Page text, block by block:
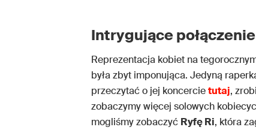
Intrygujące
Reprezentacja kobiet na
była zbyt imponująca. Jedyną
przeczytać o jej koncercietutaj,
zobaczymy więcej solowych
mogliśmy zobaczyć Ryfę Ri, która